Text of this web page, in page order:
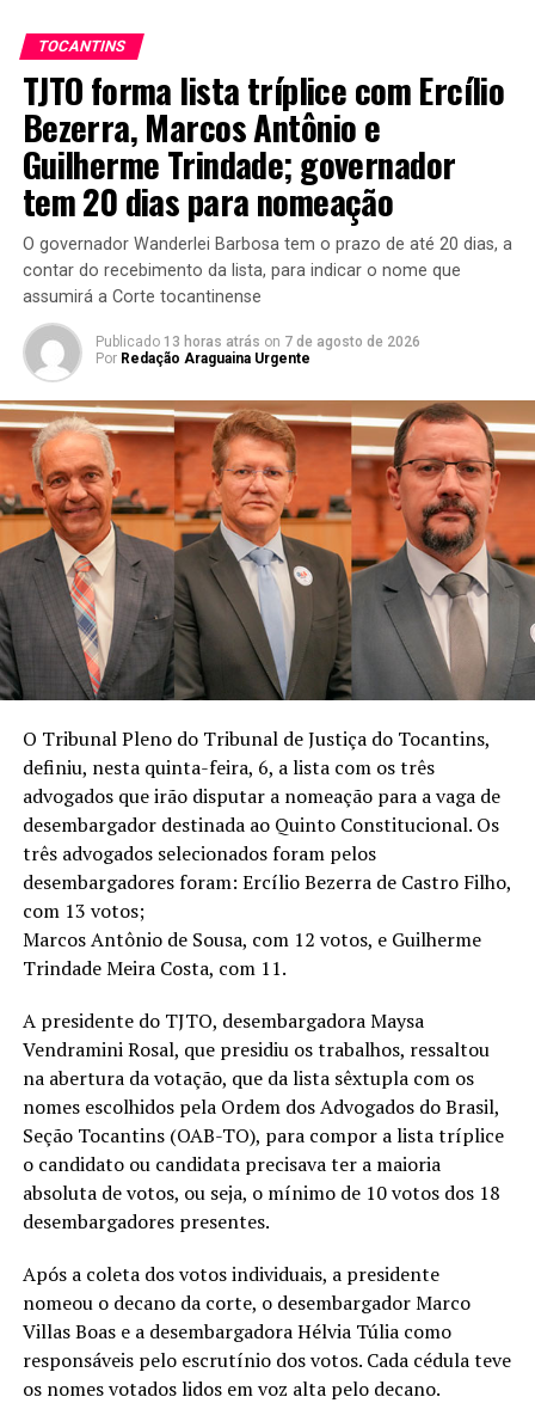
TOCANTINS
TJTO forma lista tríplice com Ercílio
Bezerra, Marcos Antônio e
Guilherme Trindade; governador
tem 20 dias para nomeação
O governador Wanderlei Barbosa tem o prazo de até 20 dias, a
contar do recebimento da lista, para indicar o nome que
assumirá a Corte tocantinense
Publicado 13 horas atrás on 7 de agosto de 2026
Por Redação Araguaina Urgente
O Tribunal Pleno do Tribunal de Justiça do Tocantins,
definiu, nesta quinta-feira, 6, a lista com os três
advogados que irão disputar a nomeação para a vaga de
desembargador destinada ao Quinto Constitucional. Os
três advogados selecionados foram pelos
desembargadores foram: Ercílio Bezerra de Castro Filho,
com 13 votos;
Marcos Antônio de Sousa, com 12 votos, e Guilherme
Trindade Meira Costa, com 11.
A presidente do TJTO, desembargadora Maysa
Vendramini Rosal, que presidiu os trabalhos, ressaltou
na abertura da votação, que da lista sêxtupla com os
nomes escolhidos pela Ordem dos Advogados do Brasil,
Seção Tocantins (OAB-TO), para compor a lista tríplice
o candidato ou candidata precisava ter a maioria
absoluta de votos, ou seja, o mínimo de 10 votos dos 18
desembargadores presentes.
Após a coleta dos votos individuais, a presidente
nomeou o decano da corte, o desembargador Marco
Villas Boas e a desembargadora Hélvia Túlia como
responsáveis pelo escrutínio dos votos. Cada cédula teve
os nomes votados lidos em voz alta pelo decano.